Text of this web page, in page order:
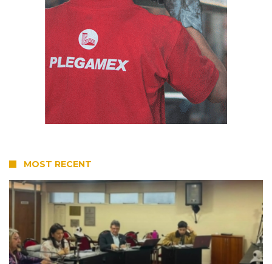
MOST RECENT